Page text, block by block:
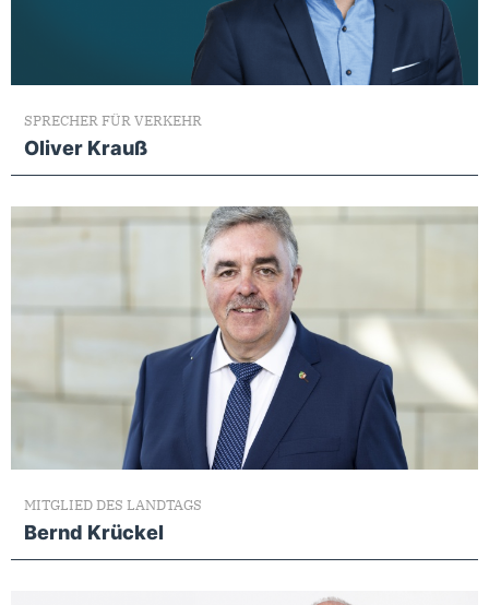
SPRECHER FÜR VERKEHR
Oliver Krauß
MITGLIED DES LANDTAGS
Bernd Krückel